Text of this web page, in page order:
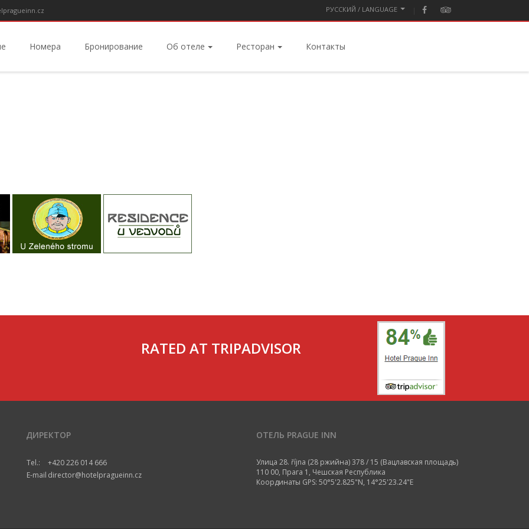
PУССКИЙ / LANGUAGE
Номера Бронирование Об отеле Ресторан Контакты
RATED AT TRIPADVISOR
ДИРЕКТОР
Tel.:
+420 226 014 666
E-mail director@hotelpragueinn.cz
ОТЕЛЬ PRAGUE INN
Улица 28. října (28 ржийна) 378 / 15 (Вацлавская площадь)
110 00, Прага 1, Чешская Республика
Координаты GPS: 50°5'2.825"N, 14°25'23.24"E